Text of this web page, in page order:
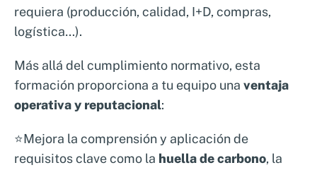
requiera (producción, calidad, I+D, compras,
logística…).
Más allá del cumplimiento normativo, esta
formación proporciona a tu equipo una ventaja
operativa y reputacional:
⭐Mejora la comprensión y aplicación de
requisitos clave como la huella de carbono, la